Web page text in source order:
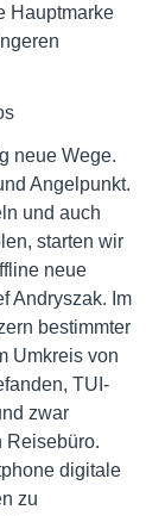
Hauptmarke
neue Wege.
Angelpunkt.
und auch
starten wir
neue
Andryszak. Im
bestimmter
Umkreis von
TUI-
zwar
Reisebüro.
digitale
zu